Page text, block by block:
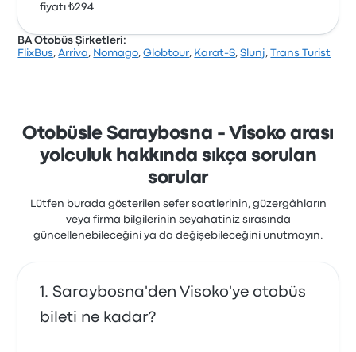
fiyatı ₺294
BA Otobüs Şirketleri:
FlixBus,Arriva, Nomago,Globtour, Karat-S,Slunj,Trans Turist
Otobüsle Saraybosna - Visoko arası
yolculuk hakkında sıkça sorulan
sorular
Lütfen burada gösterilen sefer saatlerinin, güzergâhların
veya firma bilgilerinin seyahatiniz sırasında
güncellenebileceğini ya da değişebileceğini unutmayın.
Saraybosna'den Visoko'ye otobüs
bileti ne kadar?